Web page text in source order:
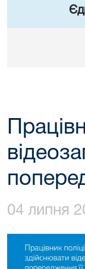
04 липня